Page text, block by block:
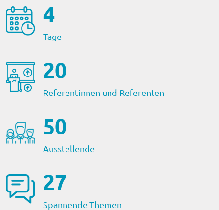
4
Tage
22
Referentinnen und Referenten
56
Ausstellende
31
Spannende Themen